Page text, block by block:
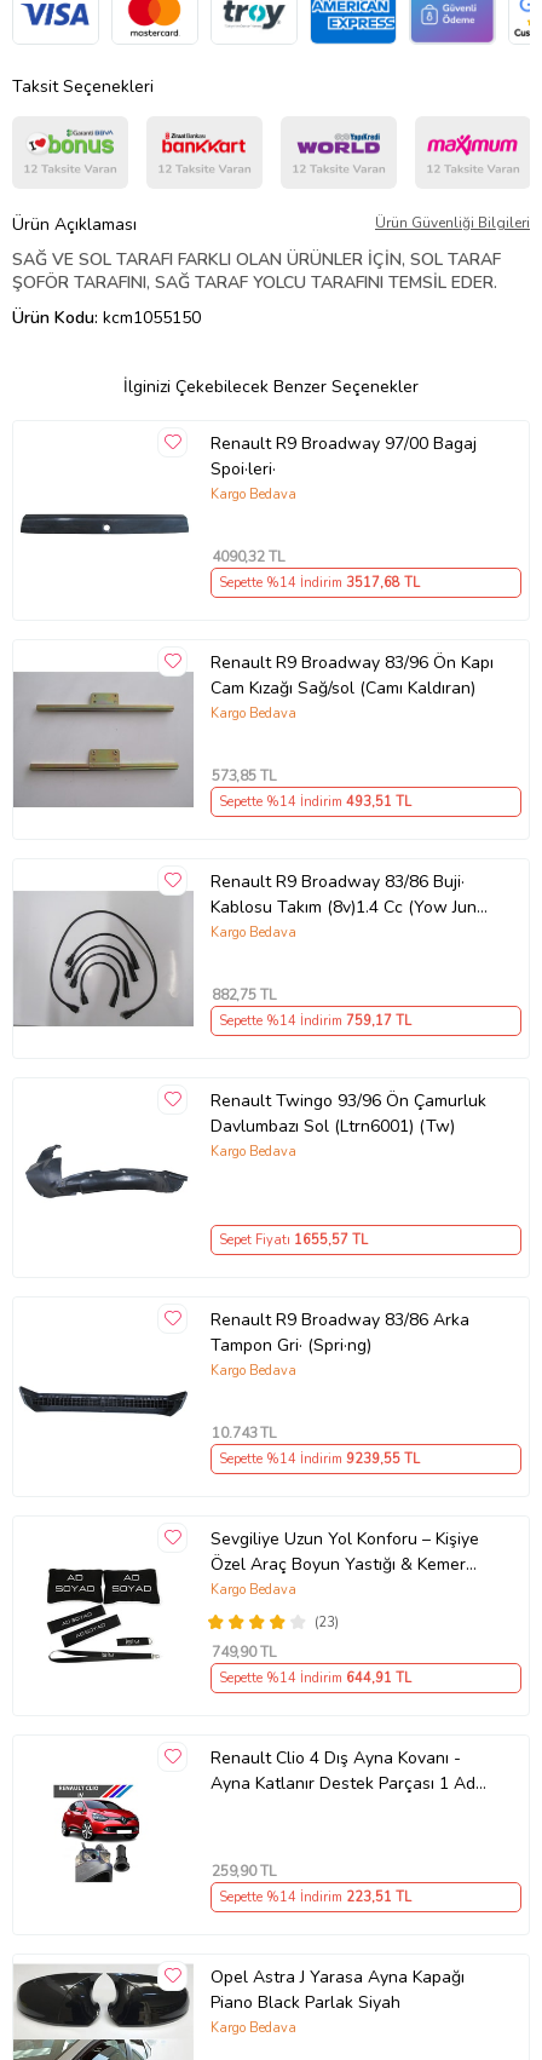
Taksit Seçenekleri
Ürün Açıklaması Ürün Güvenliği Bilgileri
SAĞ VE SOL TARAFI FARKLI OLAN ÜRÜNLER İÇİN, SOL TARAF
ŞOFÖR TARAFINI, SAĞ TARAF YOLCU TARAFINI TEMSİL EDER.
Ürün Kodu: kcm1055150
İlginizi Çekebilecek Benzer Seçenekler
Renault R9 Broadway 97/00 Bagaj
Spoi·leri·
Kargo Bedava
4090,32 TL
Sepette %14 İndirim 3517,68 TL
Renault R9 Broadway 83/96 Ön Kapı
Cam Kızağı Sağ/sol (Camı Kaldıran)
Kargo Bedava
573,85 TL
Sepette %14 İndirim 493,51 TL
Renault R9 Broadway 83/86 Buji·
Kablosu Takım (8v)1.4 Cc (Yow Jung)
Spri·ng
Kargo Bedava
882,75 TL
Sepette %14 İndirim 759,17 TL
Renault Twingo 93/96 Ön Çamurluk
Davlumbazı Sol (Ltrn6001) (Tw)
Kargo Bedava
Sepet Fiyatı 1655,57 TL
Renault R9 Broadway 83/86 Arka
Tampon Gri· (Spri·ng)
Kargo Bedava
10.743TL
Sepette %14 İndirim 9239,55 TL
Sevgiliye Uzun Yol Konforu – Kişiye
Özel Araç Boyun Yastığı & Kemer
Pedi Hediye Seti
(23)
Kargo Bedava
749,90 TL
Sepette %14 İndirim 644,91 TL
Renault Clio 4 Dış Ayna Kovanı -
Ayna Katlanır Destek Parçası 1 Adet
259,90 TL
Sepette %14 İndirim 223,51 TL
Opel Astra J Yarasa Ayna Kapağı
Piano Black Parlak Siyah
Kargo Bedava